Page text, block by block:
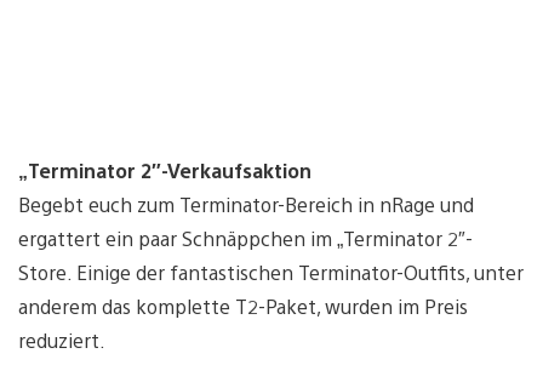
„Terminator 2″-Verkaufsaktion
Begebt euch zum Terminator-Bereich in nRage und
ergattert ein paar Schnäppchen im „Terminator 2″-
Store. Einige der fantastischen Terminator-Outfits, unter
anderem das komplette T2-Paket, wurden im Preis
reduziert.